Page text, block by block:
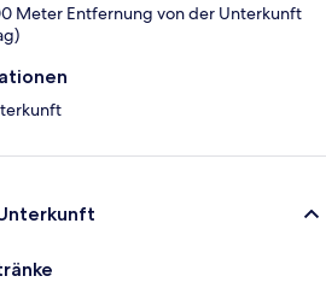
Meter Entfernung von der Unterkunft